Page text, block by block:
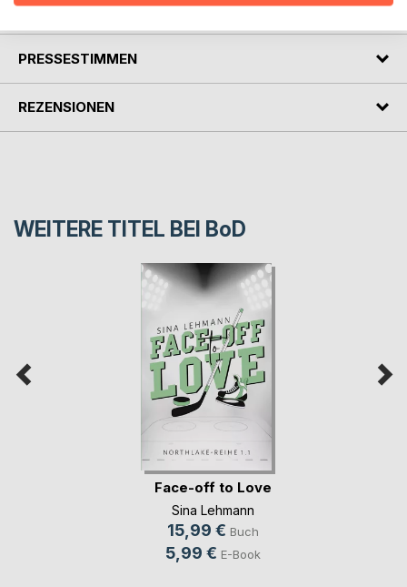
AUTOR/IN
PRESSESTIMMEN
REZENSIONEN
WEITERE TITEL BEI BoD
Face-off to Love
Sina Lehmann
15,99 € Buch
5,99 € E-Book